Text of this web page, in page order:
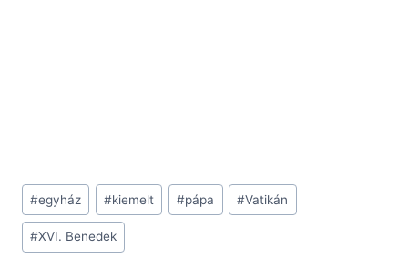
Post
Tags:
#egyház #kiemelt #pápa #Vatikán
#XVI. Benedek